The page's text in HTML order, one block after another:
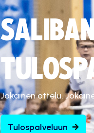
Jokainen ottelu.
Tulospalveluun